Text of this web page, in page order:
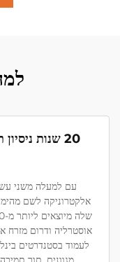
עם למעלה משני
אוסטרליה ודרום מזרח
לעמוד בסטנדרטים